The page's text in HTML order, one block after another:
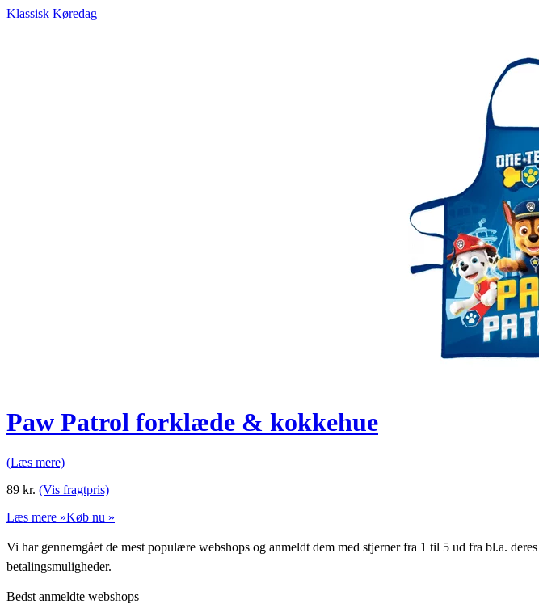
Klassisk Køredag
Paw Patrol forklæde & kokkehue
(Læs mere)
89 kr. (Vis fragtpris)
Læs mere »Køb nu »
Vi har gennemgået de mest populære webshops og anmeldt dem med stjerner fra 1 til 5 ud fra bl.a.
betalingsmuligheder.
Bedst anmeldte webshops